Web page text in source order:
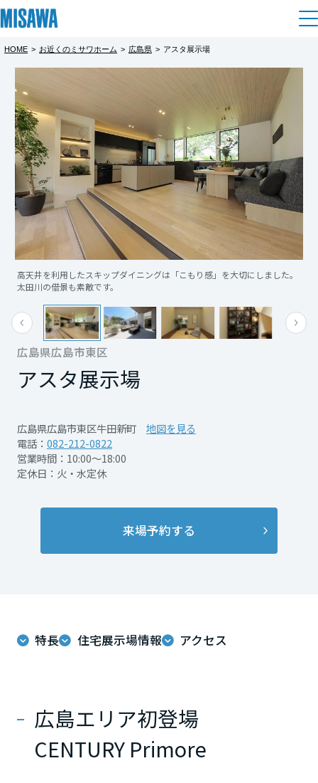
住まい
建てる [注文住宅]
商品ラインアップ
デザイン
テクノロジー（住まいの性能）
建築事例・建築実例
デザイナーズギャラリー
インテリア
住まいづくりガイド
買う
分譲住宅（建売・土地）検索
中古住宅検索
多彩な動画やこだわりが詰まった建築実例、注目の最新情報など、住
まいづくりを楽しく学べるデジタルラウンジです。
ホームラウンジ 新築・戸建て
土地活用
個人のお客さま
賃貸住宅
賃貸併用住宅
店舗・各種施設
土地活用モデルルーム見学
土地活用実例
法人のお客さま
社宅建築
医療・介護・子育て・障がい福祉施設
リフォーム
戸建て・マンション
ミサワリフォームとは
リフォームの流れ
リフォームメニュー
リフォーム事例
事業用
事業用リノベーション
ホテル・旅館リフォーム
リフォーム営業所
ホームラウンジ リフォーム
まちづくり
複合開発・投資開発
複合開発事業（ASMACI-アスマチ-）
再開発・官民連携事業
分譲マンション開発事業
収益不動産・投資開発事業
建築再生事業
事業用売買
分譲用地
すべてのフィールドに新しい価値をデザインし、持続可能な未来志向
のまちづくりを実現していきます。
オーナーサポート
サポートメニュー
住まいるりんぐ（ロングサポート）
保証制度
ミサワリフォーム
ご相談窓口
ームを結ぶコミュニケーションサイト。お得・便利・安心なコンテン
業・IR情報
企業・IR
ニュース
MISAWAについて
ミサワホームグループ
環境活動
新卒者採用
障がい者採用
ウエルネス事業
展示場・イベント情報
住まいのご相談
HOME > お近くのミサワホーム > 広島県 > アスタ展示場
広島県広島市東区
アスタ展示場
広島県広島市東区牛田新町
地図を見る
電話： 082-212-0822
営業時間：10:00～18:00
定休日：火・水定休
来場予約する
高天井を利用したスキップダイニングは「こもり感」を大切にしました。
太田川の借景も素敵です。
特長 住宅展示場情報 アクセス
広島エリア初登場
CENTURY Primore
北海道
北海道
東北
青森県
岩手県
宮城県
山形県
群馬県